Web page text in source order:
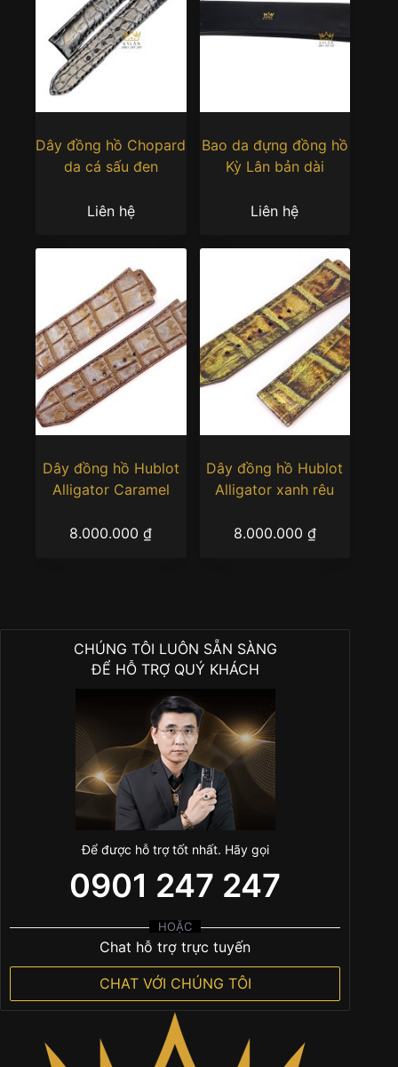
Dây đồng hồ Chopard
da cá sấu đen
Liên hệ
Bao da đựng đồng hồ
Kỳ Lân bản dài
Liên hệ
Dây đồng hồ Hublot
Alligator Caramel
8.000.000₫
Dây đồng hồ Hublot
Alligator xanh rêu
8.000.000 ₫
CHÚNG TÔI LUÔN SẴN SÀNG
ĐỂ HỖ TRỢ QUÝ KHÁCH
Để được hỗ trợ tốt nhất. Hãy gọi
0901 247 247
HOẶC
Chat hỗ trợ trực tuyến
CHAT VỚI CHÚNG TÔI